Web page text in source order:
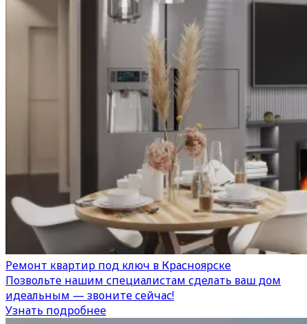
Ремонт квартир под ключ в Красноярске
Позвольте нашим специалистам сделать ваш дом
идеальным — звоните сейчас!
Узнать подробнее